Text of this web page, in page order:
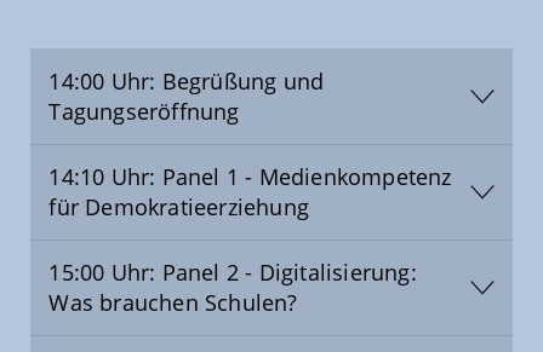
14:00 Uhr: Begrüßung und
Tagungseröffnung
14:10 Uhr: Panel 1 - Medienkompetenz
für Demokratieerziehung
15:00 Uhr: Panel 2 - Digitalisierung:
Was brauchen Schulen?